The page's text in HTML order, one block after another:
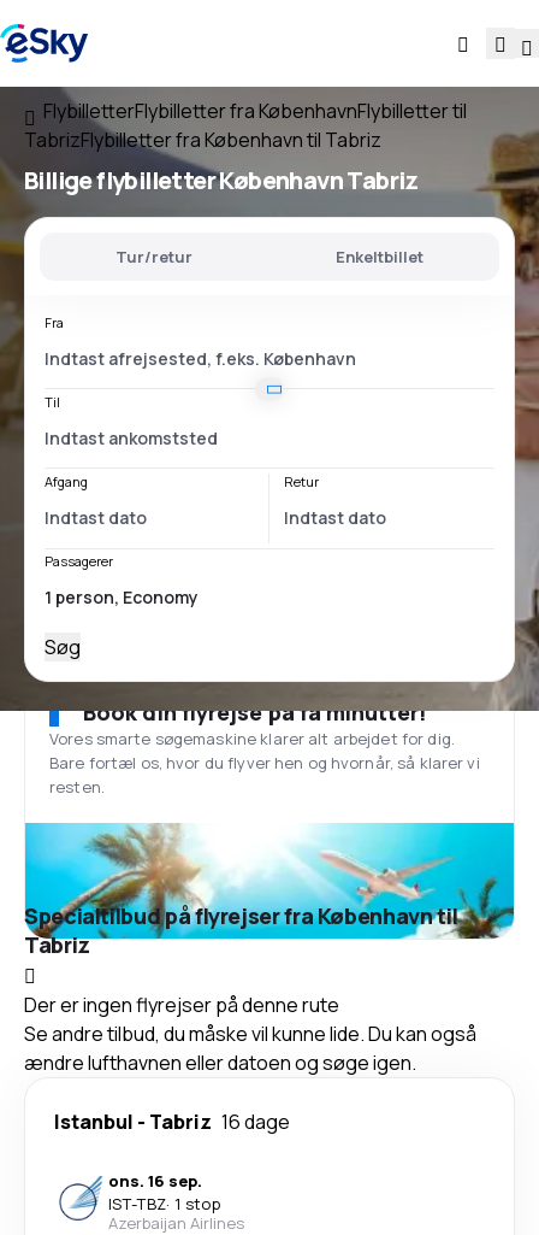
FlybilletterFlybilletter fra KøbenhavnFlybilletter til
TabrizFlybilletter fra København til Tabriz
Billige flybilletter København Tabriz
Tur/retur Enkeltbillet
Fra
Til
Afgang Retur
Passagerer
Søg
Book din flyrejse på få minutter!
Vores smarte søgemaskine klarer alt arbejdet for dig.
Bare fortæl os, hvor du flyver hen og hvornår, så klarer vi
resten.
Specialtilbud på flyrejser fra København til
Tabriz
Der er ingen flyrejser på denne rute
Se andre tilbud, du måske vil kunne lide. Du kan også
ændre lufthavnen eller datoen og søge igen.
Istanbul - Tabriz 16 dage
ons. 16 sep.
IST-TBZ· 1 stop
Azerbaijan Airlines